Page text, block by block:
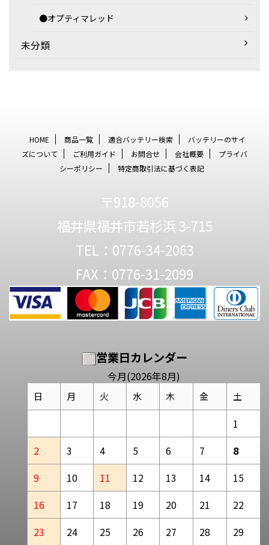
●オプティマレッド
未分類
HOME 商品一覧 適合バッテリー検索
バッテリーのサイ
ズについて
ご利用ガイド お問合せ 会社概要
プライバ
シーポリシー
特定商取引法に基づく表記
〒918-8056
福井県福井市若杉浜 3-715
TEL：0776-34-2063
FAX：0776-31-2099
営業日カレンダー
今月(2026年8月)
日 月 火 水 木 金 土
1
2
3 4 5 6 7
8
9
10 11 12 13 14
15
16
17 18 19 20 21
22
23
24 25 26 27 28
29